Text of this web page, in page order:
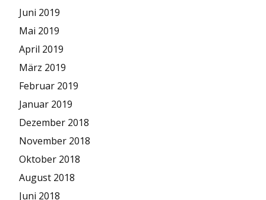
Juni 2019
Mai 2019
April 2019
März 2019
Februar 2019
Januar 2019
Dezember 2018
November 2018
Oktober 2018
August 2018
Juni 2018